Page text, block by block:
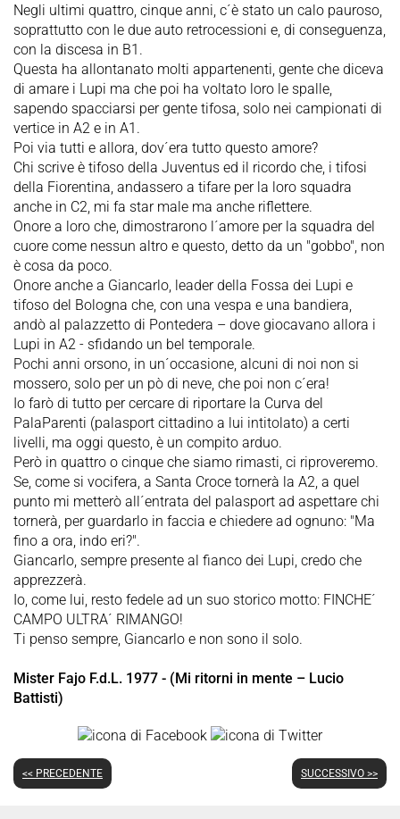
Negli ultimi quattro, cinque anni, c´è stato un calo pauroso,
soprattutto con le due auto retrocessioni e, di conseguenza,
con la discesa in B1.
Questa ha allontanato molti appartenenti, gente che diceva
di amare i Lupi ma che poi ha voltato loro le spalle,
sapendo spacciarsi per gente tifosa, solo nei campionati di
vertice in A2 e in A1.
Poi via tutti e allora, dov´era tutto questo amore?
Chi scrive è tifoso della Juventus ed il ricordo che, i tifosi
della Fiorentina, andassero a tifare per la loro squadra
anche in C2, mi fa star male ma anche riflettere.
Onore a loro che, dimostrarono l´amore per la squadra del
cuore come nessun altro e questo, detto da un "gobbo", non
è cosa da poco.
Onore anche a Giancarlo, leader della Fossa dei Lupi e
tifoso del Bologna che, con una vespa e una bandiera,
andò al palazzetto di Pontedera – dove giocavano allora i
Lupi in A2 - sfidando un bel temporale.
Pochi anni orsono, in un´occasione, alcuni di noi non si
mossero, solo per un pò di neve, che poi non c´era!
Io farò di tutto per cercare di riportare la Curva del
PalaParenti (palasport cittadino a lui intitolato) a certi
livelli, ma oggi questo, è un compito arduo.
Però in quattro o cinque che siamo rimasti, ci riproveremo.
Se, come si vocifera, a Santa Croce tornerà la A2, a quel
punto mi metterò all´entrata del palasport ad aspettare chi
tornerà, per guardarlo in faccia e chiedere ad ognuno: "Ma
fino a ora, indo eri?".
Giancarlo, sempre presente al fianco dei Lupi, credo che
apprezzerà.
Io, come lui, resto fedele ad un suo storico motto: FINCHE´
CAMPO ULTRA´ RIMANGO!
Ti penso sempre, Giancarlo e non sono il solo.
Mister Fajo F.d.L. 1977 - (Mi ritorni in mente – Lucio
Battisti)
<< PRECEDENTE SUCCESSIVO >>